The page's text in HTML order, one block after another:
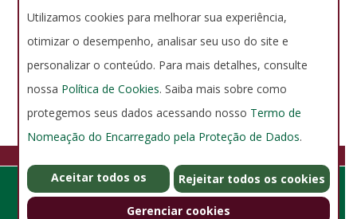
GERENCIAR COOKIES
POLÍTICA DE PRIVACIDADE
Rua Álvaro Chaves 41, Laranjeiras - Rio de Janeiro - RJ - Brasil -
CEP 22231-220 - Horário de Funcionamento: De segunda a
Utilizamos cookies para melhorar sua experiência,
otimizar o desempenho, analisar seu uso do site e
personalizar o conteúdo. Para mais detalhes, consulte
nossa Política de Cookies. Saiba mais sobre como
protegemos seus dados acessando nosso Termo de
Nomeação do Encarregado pela Proteção de Dados.
Aceitar todos os
cookies
Rejeitar todos os cookies
Gerenciar cookies